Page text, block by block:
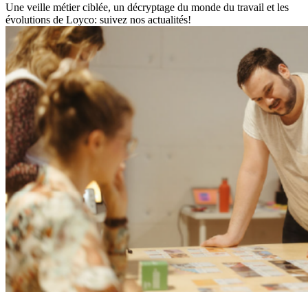
Une veille métier ciblée, un décryptage du monde du travail et les
évolutions de Loyco: suivez nos actualités!